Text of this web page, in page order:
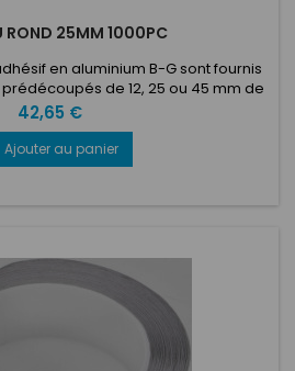
ROND 25MM 1000PC
en aluminium B-G sont fournis
de 12, 25 ou 45 mm de
de 100 ou 1000 pièces. Dotés d'un
à base d'acrylique, ces disques
décollés du rouleau et appliqués
quelle zone de votre voiture ou de
Prix
42,65 €
Ajouter au panier